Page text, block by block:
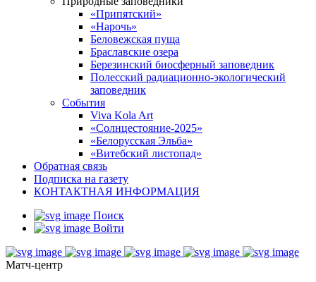
«Припятский»
«Нарочь»
Беловежская пуща
Браславские озера
Березинский биосферный заповедник
Полесский радиационно-экологический
заповедник
События
Viva Kola Art
«Солнцестояние-2025»
«Белорусская Эльба»
«Витебский листопад»
Обратная связь
Подписка на газету
КОНТАКТНАЯ ИНФОРМАЦИЯ
Поиск
Войти
Матч-центр